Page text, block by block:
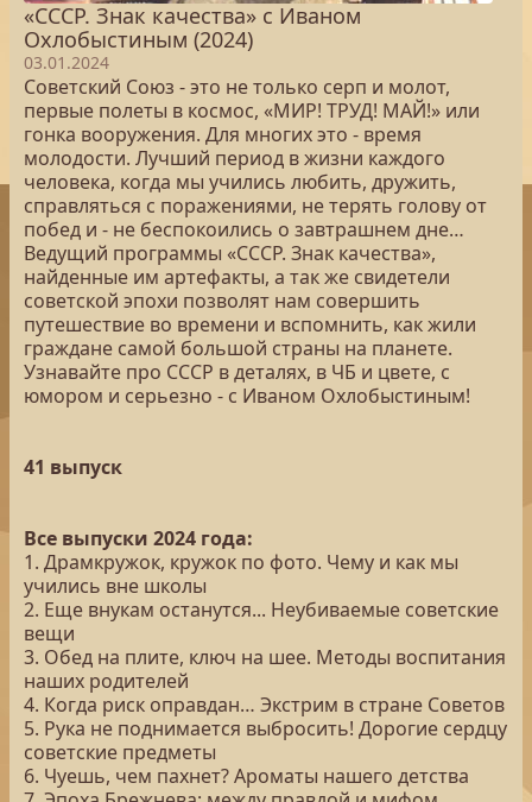
«СССР. Знак качества» с Иваном
Охлобыстиным (2024)
03.01.2024
Советский Союз - это не только серп и молот,
первые полеты в космос, «МИР! ТРУД! МАЙ!» или
гонка вооружения. Для многих это - время
молодости. Лучший период в жизни каждого
человека, когда мы учились любить, дружить,
справляться с поражениями, не терять голову от
побед и - не беспокоились о завтрашнем дне…
Ведущий программы «СССР. Знак качества»,
найденные им артефакты, а так же свидетели
советской эпохи позволят нам совершить
путешествие во времени и вспомнить, как жили
граждане самой большой страны на планете.
Узнавайте про СССР в деталях, в ЧБ и цвете, с
юмором и серьезно - с Иваном Охлобыстиным!
41 выпуск
Все выпуски 2024 года:
1. Драмкружок, кружок по фото. Чему и как мы
учились вне школы
2. Еще внукам останутся... Неубиваемые советские
вещи
3. Обед на плите, ключ на шее. Методы воспитания
наших родителей
4. Когда риск оправдан… Экстрим в стране Советов
5. Рука не поднимается выбросить! Дорогие сердцу
советские предметы
6. Чуешь, чем пахнет? Ароматы нашего детства